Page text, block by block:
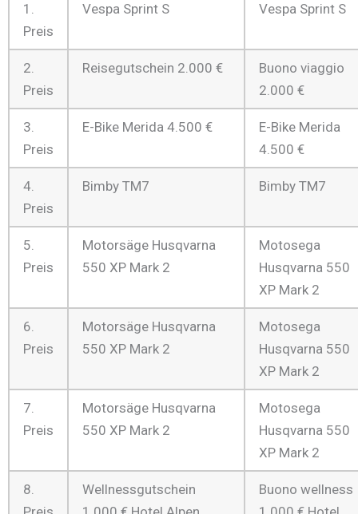
1.
Preis
Vespa Sprint S Vespa Sprint S
2.
Preis
Reisegutschein 2.000 €
Buono viaggio
2.000 €
3.
Preis
E-Bike Merida 4.500 €
E-Bike Merida
4.500 €
4.
Preis
Bimby TM7 Bimby TM7
5.
Preis
Motorsäge Husqvarna
550 XP Mark 2
Motosega
Husqvarna 550
XP Mark 2
6.
Preis
Motorsäge Husqvarna
550 XP Mark 2
Motosega
Husqvarna 550
XP Mark 2
7.
Preis
Motorsäge Husqvarna
550 XP Mark 2
Motosega
Husqvarna 550
XP Mark 2
8.
Wellnessgutschein
Buono wellness